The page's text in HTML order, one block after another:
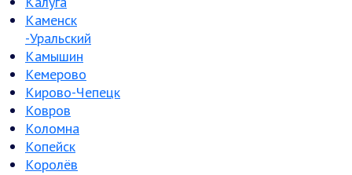
Каменск
-Уральский
Камышин
Кемерово
Кирово-Чепецк
Ковров
Коломна
Копейск
Королёв